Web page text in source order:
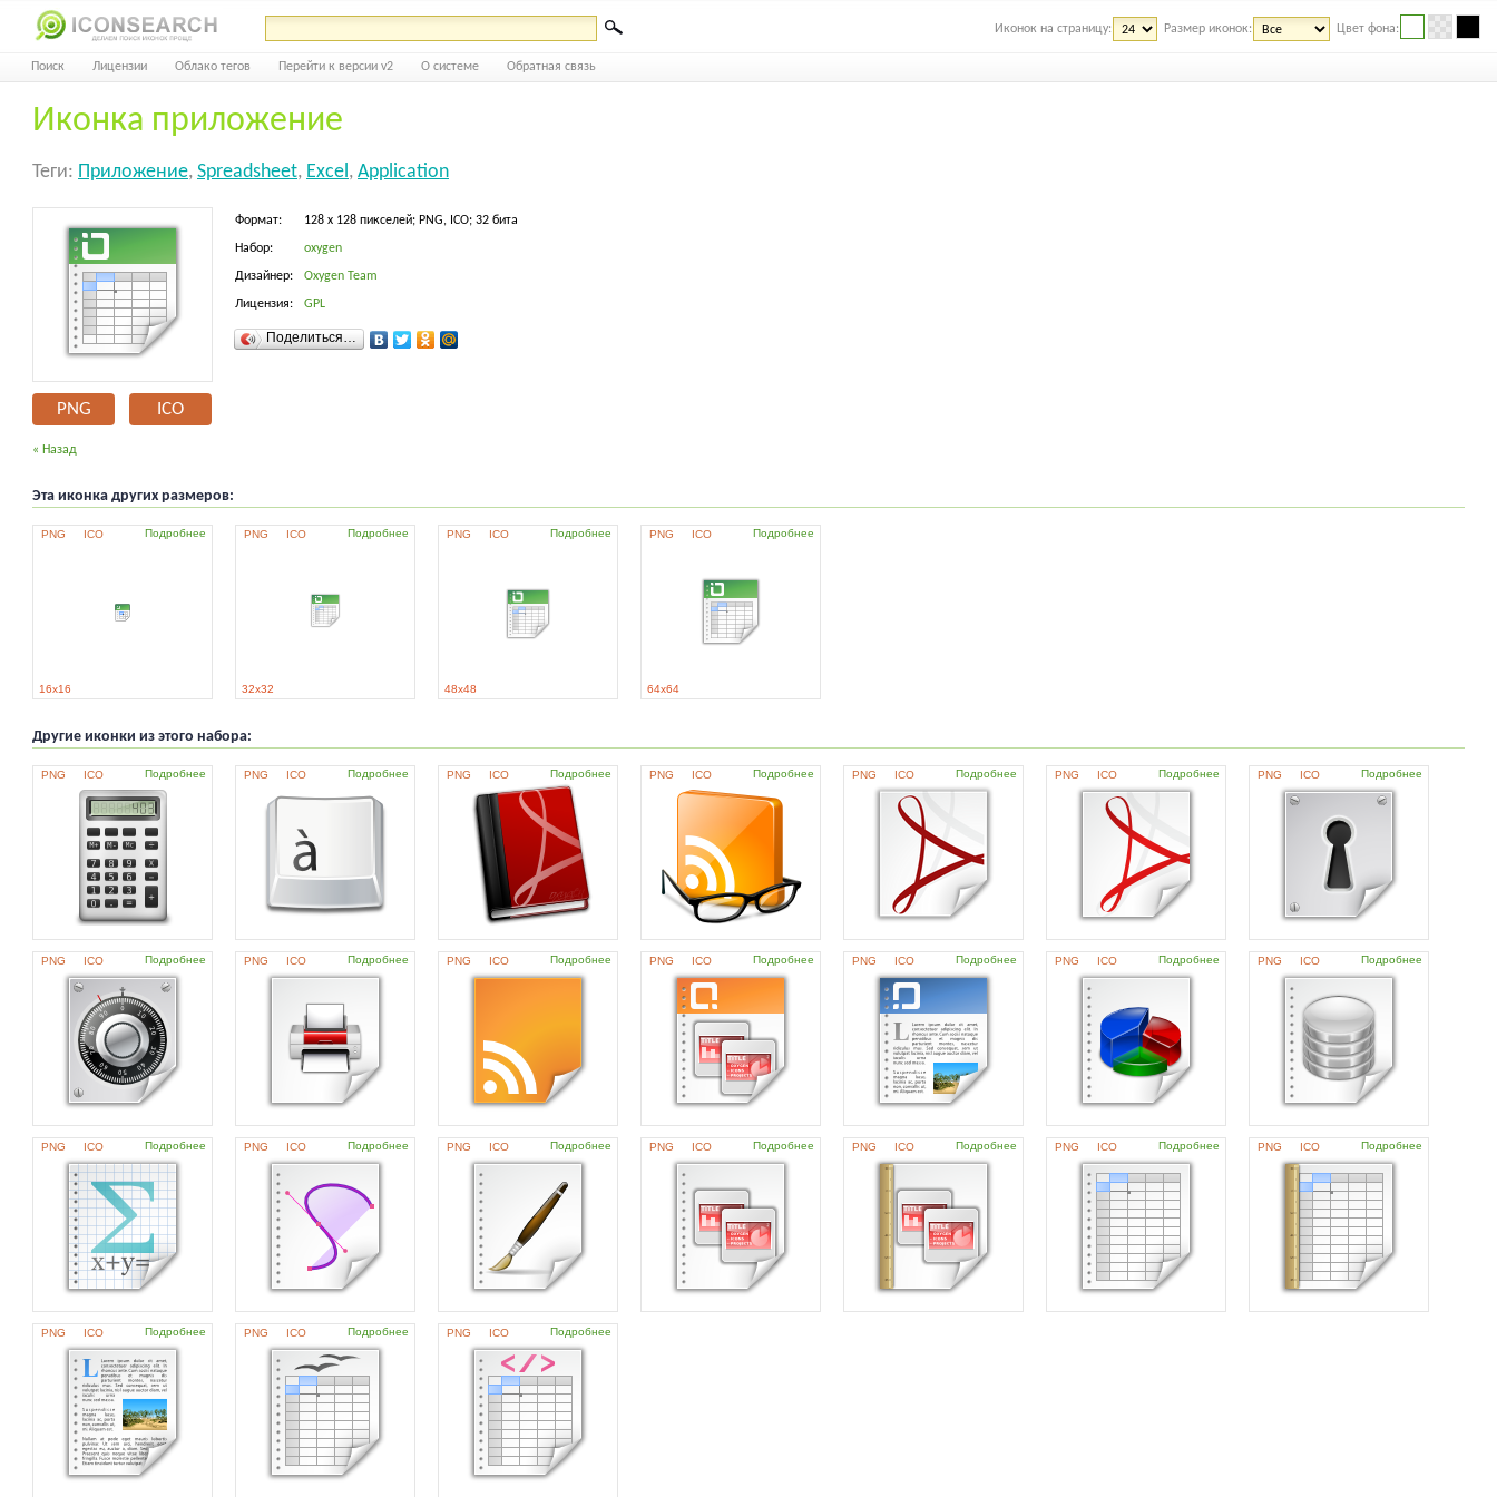
Иконок на страницу: Размер иконок: Цвет фона:
Поиск Лицензии Облако тегов Перейти к версии v2 О системе Обратная связь
Иконка приложение
Теги: Приложение, Spreadsheet, Excel, Application
PNG ICO
Формат: 128 x 128 пикселей; PNG, ICO; 32 бита
Набор: oxygen
Дизайнер: Oxygen Team
Лицензия: GPL
Поделиться…
« Назад
Эта иконка других размеров:
PNG ICO Подробнее
16x16
PNG ICO Подробнее
32x32
PNG ICO Подробнее
48x48
PNG ICO Подробнее
64x64
Другие иконки из этого набора:
PNG ICO Подробнее PNG ICO Подробнее PNG ICO Подробнее PNG ICO Подробнее PNG ICO Подробнее PNG ICO Подробнее PNG ICO Подробнее
PNG ICO Подробнее PNG ICO Подробнее PNG ICO Подробнее PNG ICO Подробнее PNG ICO Подробнее PNG ICO Подробнее PNG ICO Подробнее
PNG ICO Подробнее PNG ICO Подробнее PNG ICO Подробнее PNG ICO Подробнее PNG ICO Подробнее PNG ICO Подробнее PNG ICO Подробнее
PNG ICO Подробнее PNG ICO Подробнее PNG ICO Подробнее